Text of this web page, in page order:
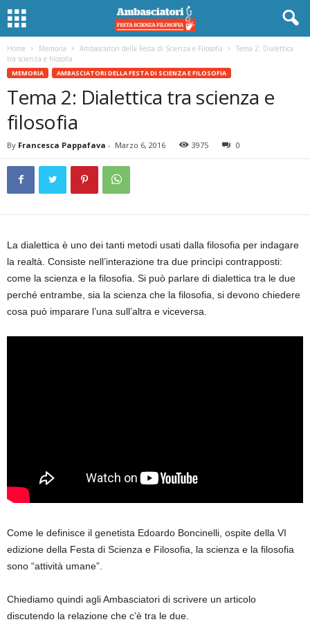
Home Memoria Ambasciatori della Festa di Scienza e Filosofia
Tema 2: Dialettica
tra scienza e filosofia
MEMORIA AMBASCIATORI DELLA FESTA DI SCIENZA E FILOSOFIA
Tema 2: Dialettica tra scienza e
filosofia
By Francesca Pappafava - Marzo 6, 2016 3975 0
La dialettica è uno dei tanti metodi usati dalla filosofia per indagare
la realtà. Consiste nell’interazione tra due princìpi contrapposti:
come la scienza e la filosofia. Si può parlare di dialettica tra le due
perché entrambe, sia la scienza che la filosofia, si devono chiedere
cosa può imparare l’una sull’altra e viceversa.
Come le definisce il genetista Edoardo Boncinelli, ospite della VI
edizione della Festa di Scienza e Filosofia, la scienza e la filosofia
sono “attività umane”.
Chiediamo quindi agli Ambasciatori di scrivere un articolo
discutendo la relazione che c’è tra le due.